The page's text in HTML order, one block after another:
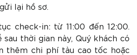
lại hồ sơ.
check-in: từ 11:00 đến 12:00.
thời gian này, Quý khách có
thêm chi phí tàu cao tốc hoặc